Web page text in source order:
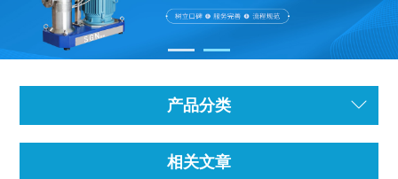
产品分类
相关文章